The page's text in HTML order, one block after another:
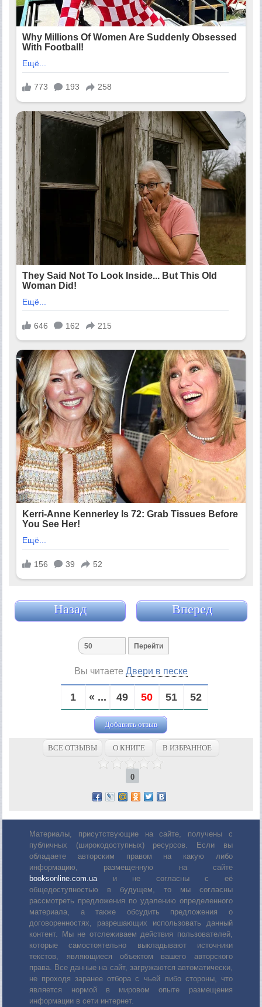
Назад Вперед
Вы читаете Двери в песке
1 « ... 49 50 51 52
Добавить отзыв
ВСЕ ОТЗЫВЫ О КНИГЕ В ИЗБРАННОЕ
0
Материалы, присутствующие на сайте, получены с
публичных (широкодоступных) ресурсов. Если вы
обладаете авторским правом на какую либо
информацию, размещенную на сайте
booksonline.com.uaи не согласны с её
общедоступностью в будущем, то мы согласны
рассмотреть предложения по удалению определенного
материала, а также обсудить предложения о
договоренностях, разрешающих использовать данный
контент. Мы не отслеживаем действия пользователей,
которые самостоятельно выкладывают источники
текстов, являющиеся объектом вашего авторского
права. Все данные на сайт, загружаются автоматически,
не проходя заранее отбора с чьей либо стороны, что
является нормой в мировом опыте размещения
информации в сети интернет.